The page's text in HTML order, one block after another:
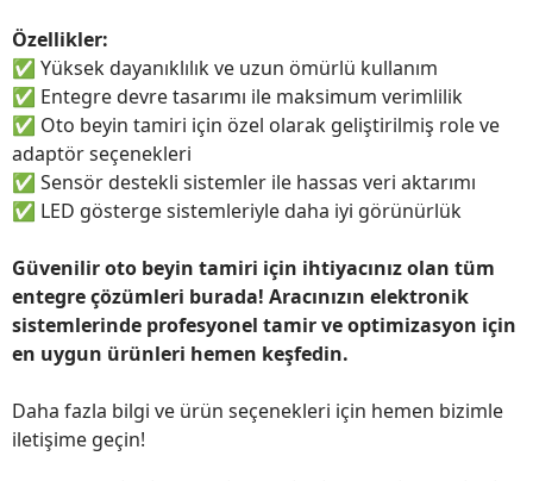
Özellikler:
✅ Yüksek dayanıklılık ve uzun ömürlü kullanım
✅ Entegre devre tasarımı ile maksimum verimlilik
✅ Oto beyin tamiri için özel olarak geliştirilmiş role ve
adaptör seçenekleri
✅ Sensör destekli sistemler ile hassas veri aktarımı
✅ LED gösterge sistemleriyle daha iyi görünürlük
Güvenilir oto beyin tamiri için ihtiyacınız olan tüm
entegre çözümleri burada! Aracınızın elektronik
sistemlerinde profesyonel tamir ve optimizasyon için
en uygun ürünleri hemen keşfedin.
Daha fazla bilgi ve ürün seçenekleri için hemen bizimle
iletişime geçin!